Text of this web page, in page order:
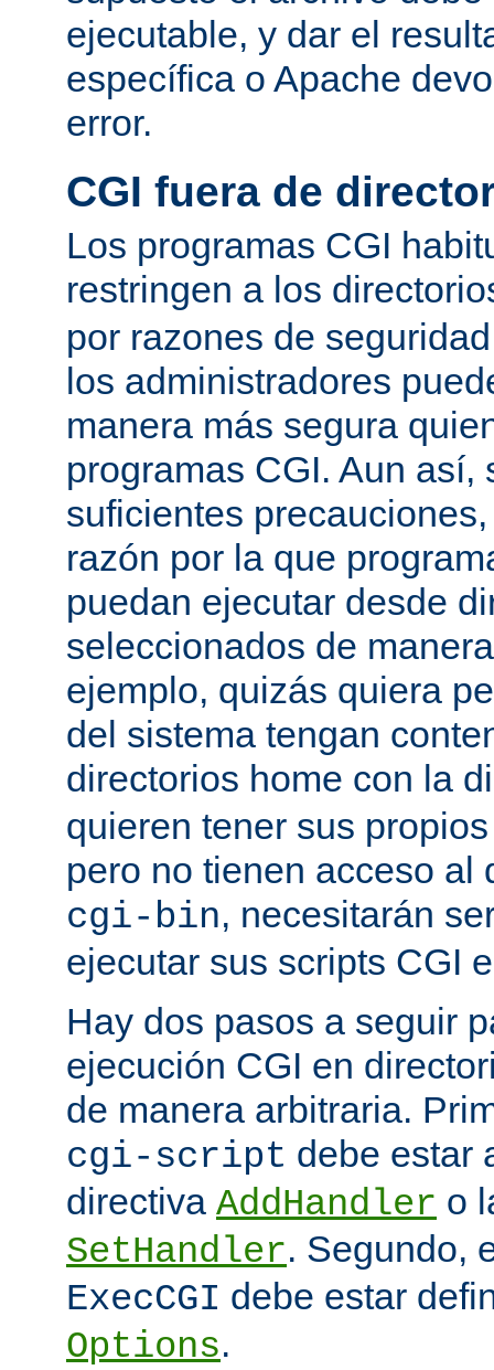
ejecutable, y dar el
específica o Apache
error.
CGI fuera de
Los programas CGI
restringen a los
por razones de
los administradores
manera más segura
programas CGI. Aun así,
suficientes
razón por la que
puedan ejecutar desde
seleccionados de
ejemplo, quizás quiera
del sistema tengan
directorios home con la
quieren tener sus
pero no tienen acceso al
cgi-bin, necesitarán
ejecutar sus scripts CGI
Hay dos pasos a seguir
ejecución CGI en
de manera arbitraria.
cgi-script debe estar
directiva AddHandler o
SetHandler. Segundo,
ExecCGI debe estar
Options.